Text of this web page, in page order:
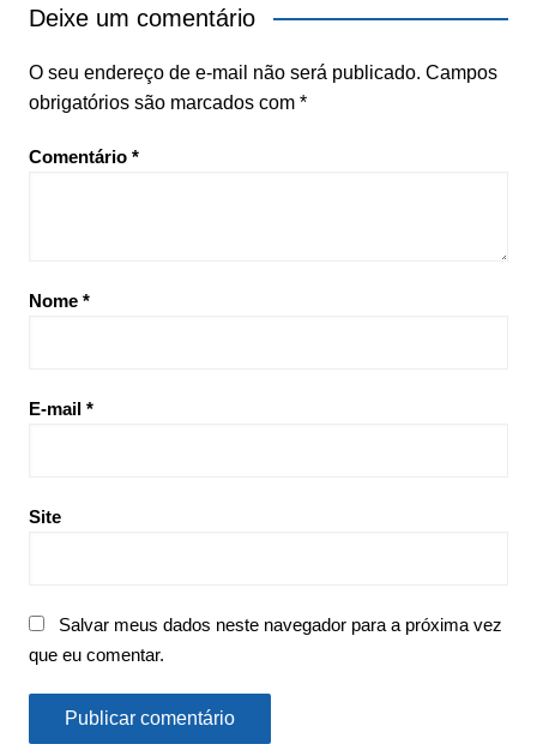
Deixe um comentário
O seu endereço de e-mail não será publicado. Campos
obrigatórios são marcados com *
Comentário *
Nome *
E-mail *
Site
Salvar meus dados neste navegador para a próxima vez
que eu comentar.